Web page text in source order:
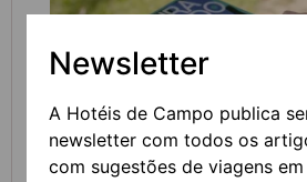
Newsletter
A Hotéis de Campo publica
newsletter com todos os
com sugestões de viagens